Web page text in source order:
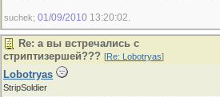
suchek; 01/09/2010 13:20:02
Re: а вы встречались с
стриптизершей??? [Re: Lobotryas]
Lobotryas
StripSoldier